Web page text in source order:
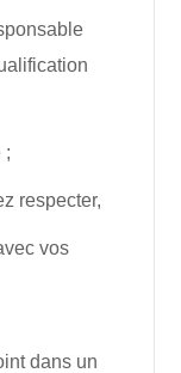
;
respecter,
vos
dans un